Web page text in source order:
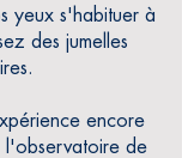
yeux s'habituer à
des jumelles
encore
l'observatoire de